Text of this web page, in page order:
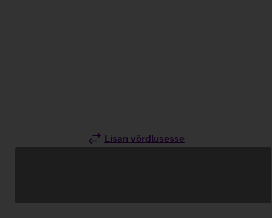
Lisan võrdlusesse